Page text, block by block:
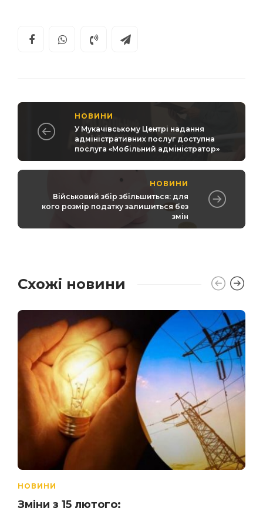
НОВИНИ
У Мукачівському Центрі надання
адміністративних послуг доступна
послуга «Мобільний адміністратор»
НОВИНИ
Військовий збір збільшиться: для
кого розмір податку залишиться без
змін
Схожі новини
НОВИНИ
Зміни з 15 лютого: